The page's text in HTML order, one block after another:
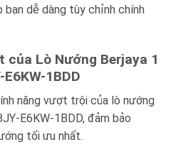
bạn dễ dàng tùy chỉnh chính
của Lò Nướng Berjaya 1
1BDD
năng vượt trội của lò nướng
E6KW-1BDD, đảm bảo
tối ưu nhất.